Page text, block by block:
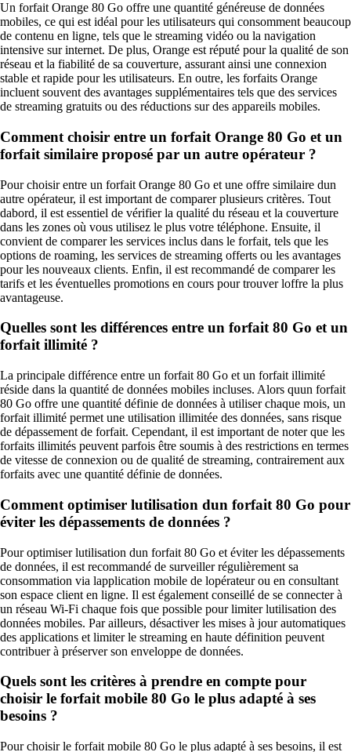
Un forfait Orange 80 Go offre une quantité généreuse de données
mobiles, ce qui est idéal pour les utilisateurs qui consomment beaucoup
de contenu en ligne, tels que le streaming vidéo ou la navigation
intensive sur internet. De plus, Orange est réputé pour la qualité de son
réseau et la fiabilité de sa couverture, assurant ainsi une connexion
stable et rapide pour les utilisateurs. En outre, les forfaits Orange
incluent souvent des avantages supplémentaires tels que des services
de streaming gratuits ou des réductions sur des appareils mobiles.
Comment choisir entre un forfait Orange 80 Go et un
forfait similaire proposé par un autre opérateur ?
Pour choisir entre un forfait Orange 80 Go et une offre similaire dun
autre opérateur, il est important de comparer plusieurs critères. Tout
dabord, il est essentiel de vérifier la qualité du réseau et la couverture
dans les zones où vous utilisez le plus votre téléphone. Ensuite, il
convient de comparer les services inclus dans le forfait, tels que les
options de roaming, les services de streaming offerts ou les avantages
pour les nouveaux clients. Enfin, il est recommandé de comparer les
tarifs et les éventuelles promotions en cours pour trouver loffre la plus
avantageuse.
Quelles sont les différences entre un forfait 80 Go et un
forfait illimité ?
La principale différence entre un forfait 80 Go et un forfait illimité
réside dans la quantité de données mobiles incluses. Alors quun forfait
80 Go offre une quantité définie de données à utiliser chaque mois, un
forfait illimité permet une utilisation illimitée des données, sans risque
de dépassement de forfait. Cependant, il est important de noter que les
forfaits illimités peuvent parfois être soumis à des restrictions en termes
de vitesse de connexion ou de qualité de streaming, contrairement aux
forfaits avec une quantité définie de données.
Comment optimiser lutilisation dun forfait 80 Go pour
éviter les dépassements de données ?
Pour optimiser lutilisation dun forfait 80 Go et éviter les dépassements
de données, il est recommandé de surveiller régulièrement sa
consommation via lapplication mobile de lopérateur ou en consultant
son espace client en ligne. Il est également conseillé de se connecter à
un réseau Wi-Fi chaque fois que possible pour limiter lutilisation des
données mobiles. Par ailleurs, désactiver les mises à jour automatiques
des applications et limiter le streaming en haute définition peuvent
contribuer à préserver son enveloppe de données.
Quels sont les critères à prendre en compte pour
choisir le forfait mobile 80 Go le plus adapté à ses
besoins ?
Pour choisir le forfait mobile 80 Go le plus adapté à ses besoins, il est